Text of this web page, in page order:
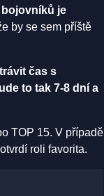
je
by se sem příště
čas s
to tak 7-8 dní a
TOP 15. V případě
roli favorita.